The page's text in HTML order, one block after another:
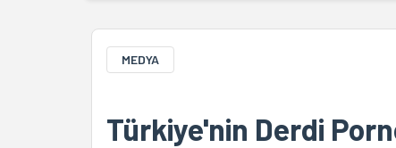
MEDYA
Türkiye'nin Derdi